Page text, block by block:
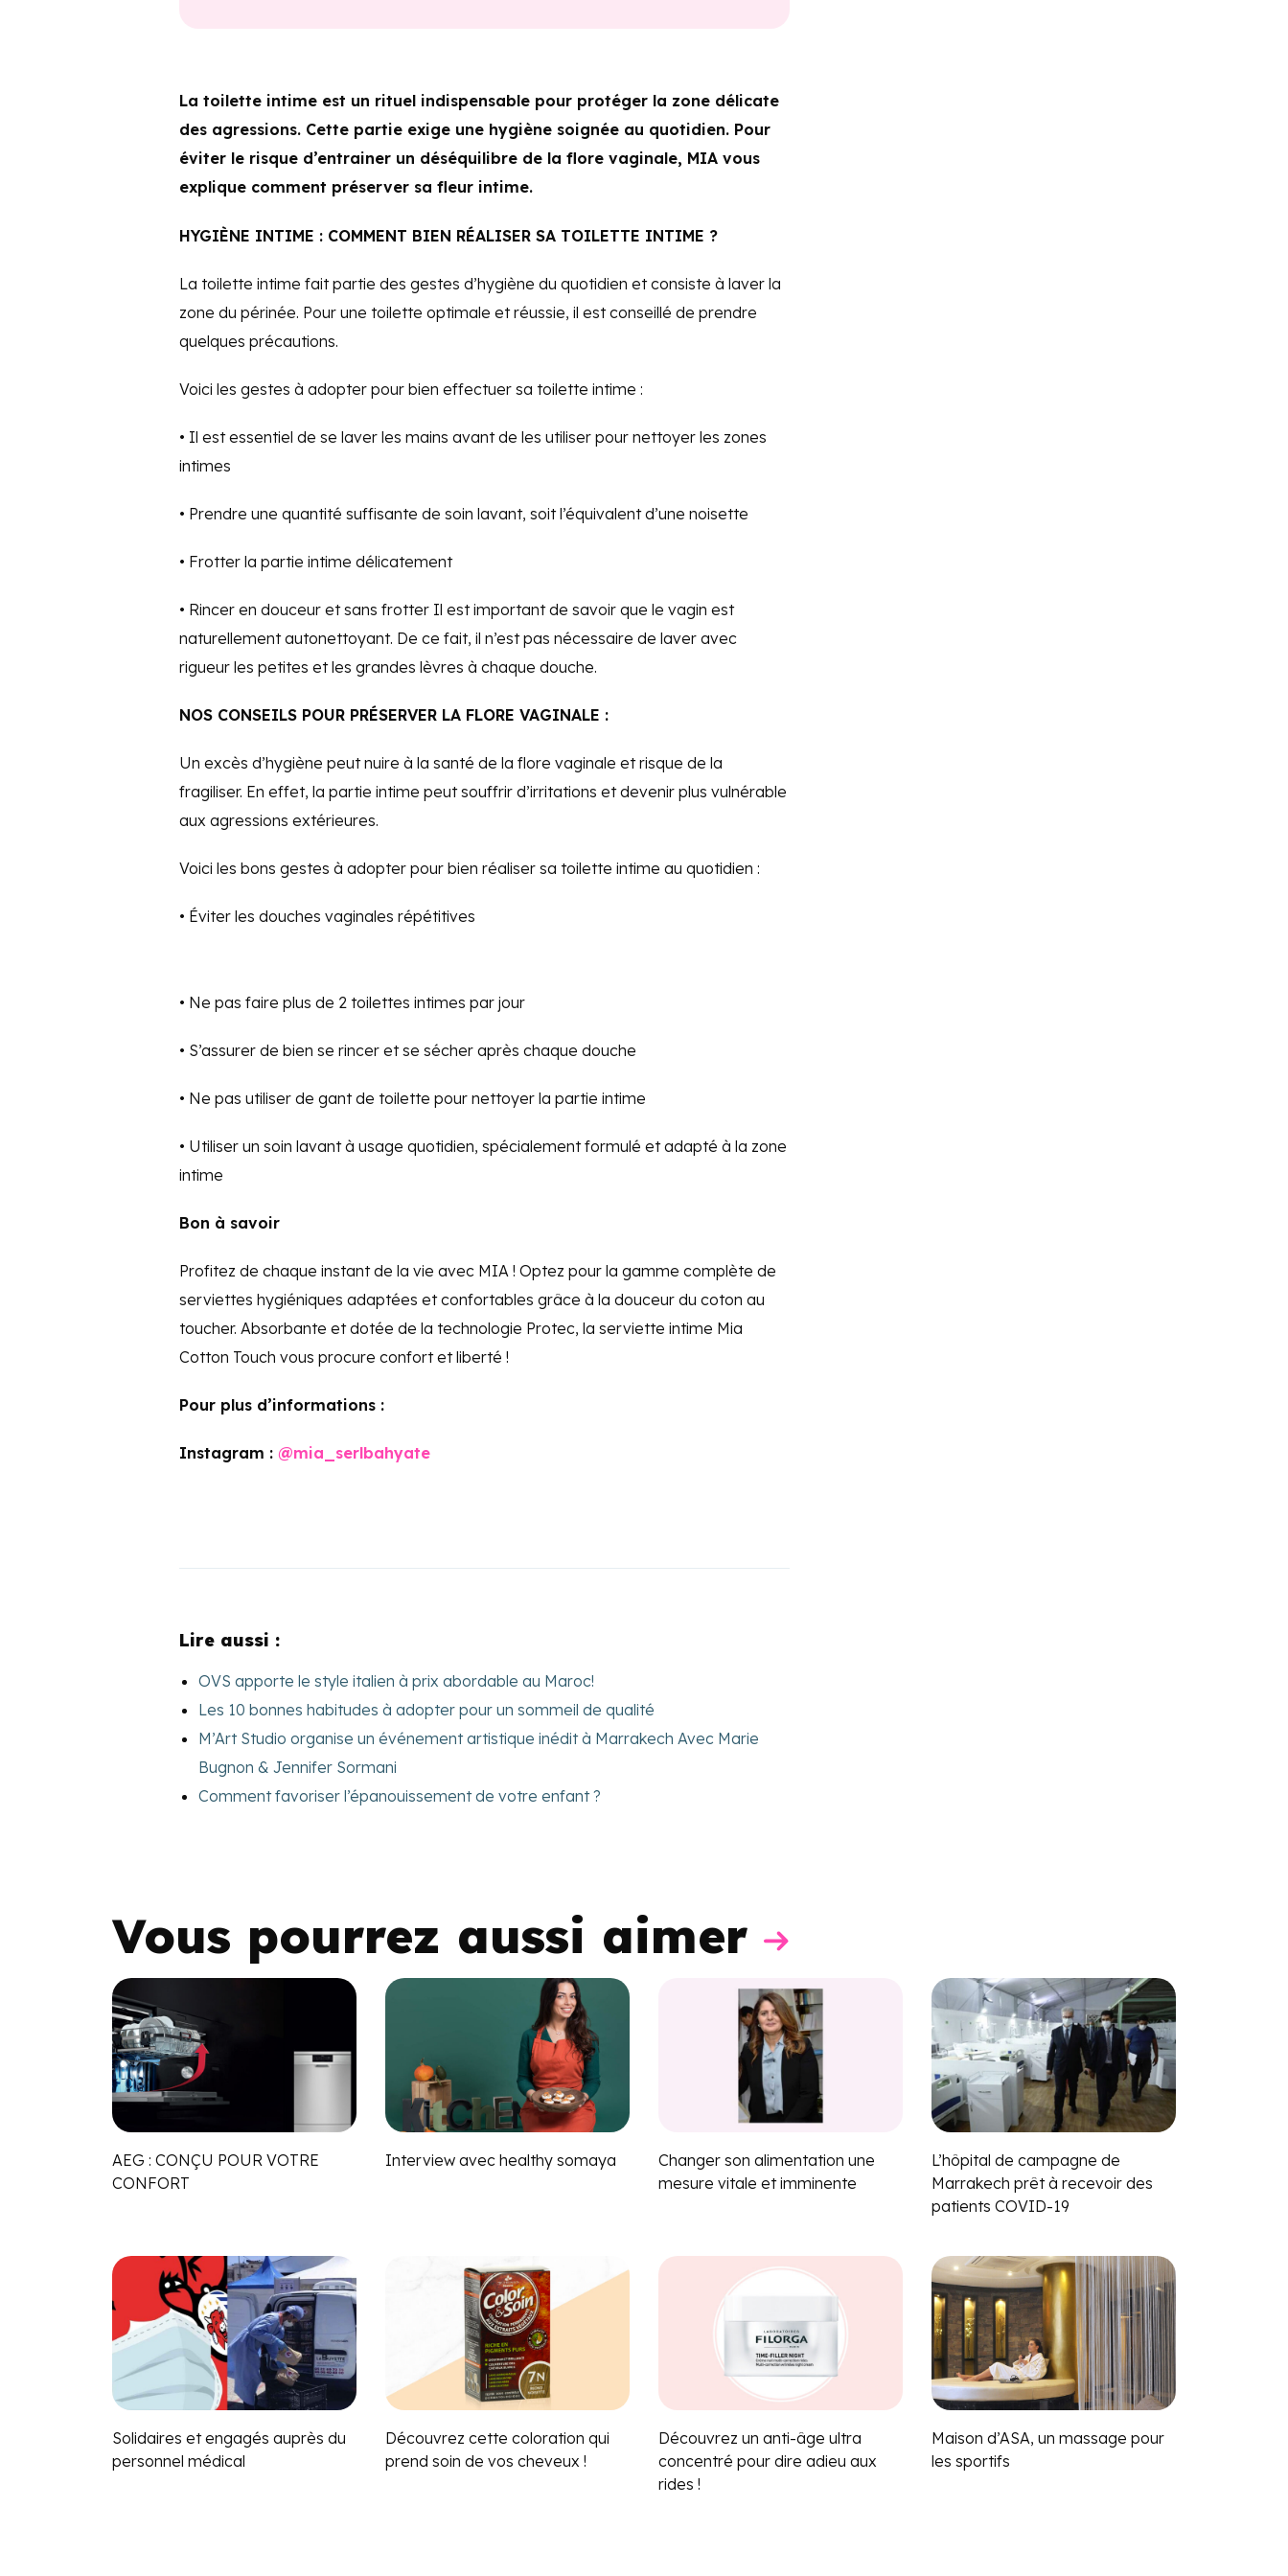
La toilette intime est un rituel indispensable pour protéger la zone délicate
des agressions. Cette partie exige une hygiène soignée au quotidien. Pour
éviter le risque d’entrainer un déséquilibre de la flore vaginale, MIA vous
explique comment préserver sa fleur intime.
HYGIÈNE INTIME : COMMENT BIEN RÉALISER SA TOILETTE INTIME ?
La toilette intime fait partie des gestes d’hygiène du quotidien et consiste à laver la
zone du périnée. Pour une toilette optimale et réussie, il est conseillé de prendre
quelques précautions.
Voici les gestes à adopter pour bien effectuer sa toilette intime :
• Il est essentiel de se laver les mains avant de les utiliser pour nettoyer les zones
intimes
• Prendre une quantité suffisante de soin lavant, soit l’équivalent d’une noisette
• Frotter la partie intime délicatement
• Rincer en douceur et sans frotter Il est important de savoir que le vagin est
naturellement autonettoyant. De ce fait, il n’est pas nécessaire de laver avec
rigueur les petites et les grandes lèvres à chaque douche.
NOS CONSEILS POUR PRÉSERVER LA FLORE VAGINALE :
Un excès d’hygiène peut nuire à la santé de la flore vaginale et risque de la
fragiliser. En effet, la partie intime peut souffrir d’irritations et devenir plus vulnérable
aux agressions extérieures.
Voici les bons gestes à adopter pour bien réaliser sa toilette intime au quotidien :
• Éviter les douches vaginales répétitives
• Ne pas faire plus de 2 toilettes intimes par jour
• S’assurer de bien se rincer et se sécher après chaque douche
• Ne pas utiliser de gant de toilette pour nettoyer la partie intime
• Utiliser un soin lavant à usage quotidien, spécialement formulé et adapté à la zone
intime
Bon à savoir
Profitez de chaque instant de la vie avec MIA ! Optez pour la gamme complète de
serviettes hygiéniques adaptées et confortables grâce à la douceur du coton au
toucher. Absorbante et dotée de la technologie Protec, la serviette intime Mia
Cotton Touch vous procure confort et liberté !
Pour plus d’informations :
Instagram : @mia_serlbahyate
Lire aussi :
OVS apporte le style italien à prix abordable au Maroc!
Les 10 bonnes habitudes à adopter pour un sommeil de qualité
M’Art Studio organise un événement artistique inédit à Marrakech Avec Marie
Bugnon & Jennifer Sormani
Comment favoriser l’épanouissement de votre enfant ?
Vous pourrez aussi aimer
AEG : CONÇU POUR VOTRE
CONFORT
Interview avec healthy somaya
Changer son alimentation une
mesure vitale et imminente
L’hôpital de campagne de
Marrakech prêt à recevoir des
patients COVID-19
Solidaires et engagés auprès du
personnel médical
Découvrez cette coloration qui
prend soin de vos cheveux !
Découvrez un anti-âge ultra
concentré pour dire adieu aux
rides !
Maison d’ASA, un massage pour
les sportifs